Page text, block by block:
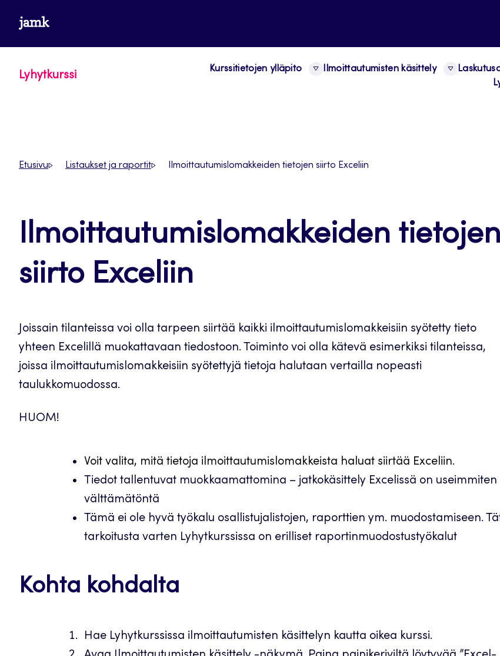
suoraan
sisältöön
www.jamk.fi
Lyhytkurssi
Kurssitietojen ylläpito Ilmoittautumisten käsittely
Etusivu Listaukset ja raportit Ilmoittautumislomakkeiden tietojen siirto Exceliin
Ilmoittautumislomakkeiden tietojen
siirto Exceliin
Joissain tilanteissa voi olla tarpeen siirtää kaikki ilmoittautumislomakkeisiin syötetty tieto
yhteen Excelillä muokattavaan tiedostoon. Toiminto voi olla kätevä esimerkiksi tilanteissa,
joissa ilmoittautumislomakkeisiin syötettyjä tietoja halutaan vertailla nopeasti
taulukkomuodossa.
HUOM!
Voit valita, mitä tietoja ilmoittautumislomakkeista haluat siirtää Exceliin.
Tiedot tallentuvat muokkaamattomina – jatkokäsittely Excelissä on useimmiten
välttämätöntä
Tämä ei ole hyvä työkalu osallistujalistojen, raporttien ym. muodostamiseen.
tarkoitusta varten Lyhytkurssissa on erilliset raportinmuodostustyökalut
Kohta kohdalta
Hae Lyhytkurssissa ilmoittautumisten käsittelyn kautta oikea kurssi.